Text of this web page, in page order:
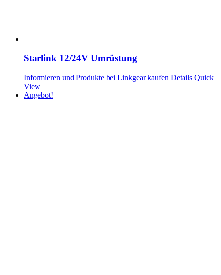
Starlink 12/24V Umrüstung
Informieren und Produkte bei Linkgear kaufen Details Quick
View
Angebot!